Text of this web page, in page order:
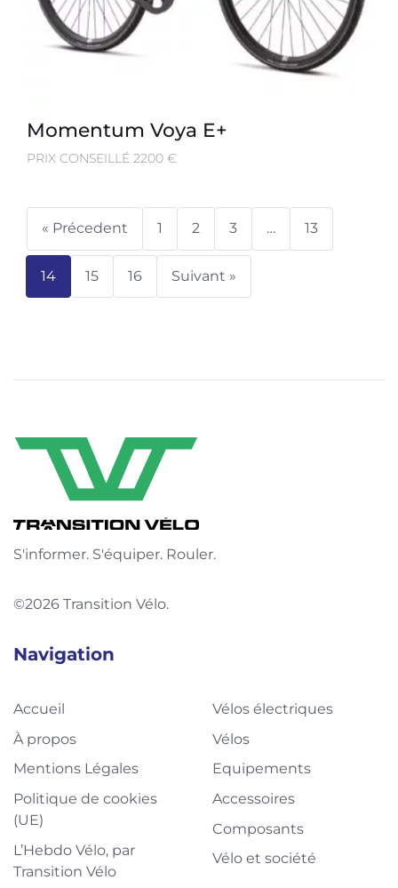
Momentum Voya E+
PRIX CONSEILLÉ 2200 €
« Précedent 1 2 3 … 13
14 15 16 Suivant »
S'informer. S'équiper. Rouler.
©2026 Transition Vélo.
Navigation
Accueil
À propos
Mentions Légales
Politique de cookies
(UE)
L’Hebdo Vélo, par
Transition Vélo
Vélos électriques
Vélos
Equipements
Accessoires
Composants
Vélo et société